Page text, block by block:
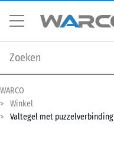
WARCO
Winkel
Valtegel met puzzelverbinding